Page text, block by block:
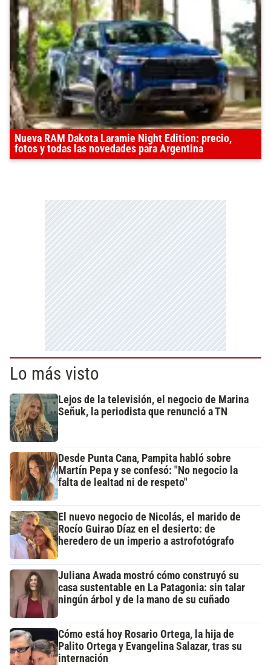
Nueva RAM Dakota Laramie Night Edition: precio,
fotos y todas las novedades para Argentina
Lo más visto
Lejos de la televisión, el negocio de Marina
Señuk, la periodista que renunció a TN
Desde Punta Cana, Pampita habló sobre
Martín Pepa y se confesó: "No negocio la
falta de lealtad ni de respeto"
El nuevo negocio de Nicolás, el marido de
Rocío Guirao Díaz en el desierto: de
heredero de un imperio a astrofotógrafo
Juliana Awada mostró cómo construyó su
casa sustentable en La Patagonia: sin talar
ningún árbol y de la mano de su cuñado
Cómo está hoy Rosario Ortega, la hija de
Palito Ortega y Evangelina Salazar, tras su
internación